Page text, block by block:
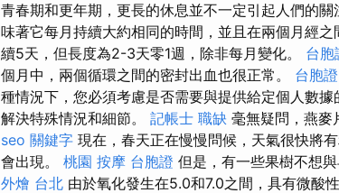
青春期和更年期，更長的休息並不一定引起人們的關
味著它每月持續大約相同的時間，並且在兩個月經之
續5天，但長度為2-3天零1週，除非每月變化。 台胞
個月中，兩個循環之間的密封出血也很正常。 台胞
種情況下，您必須考慮是否需要與提供給定個人數
解決特殊情況和細節。 記帳士 職缺 毫無疑問，燕麥
seo 關鍵字 現在，春天正在慢慢問候，天氣很快將
會出現。 桃園 按摩 台胞證 但是，有一些果樹不想
外燴 台北 由於氧化發生在5.0和7.0之間，具有微酸